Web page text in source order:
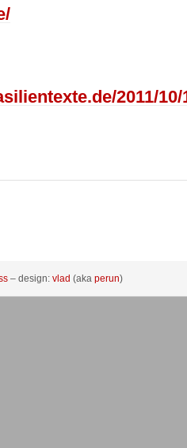
2011/
– design: vlad (aka perun)